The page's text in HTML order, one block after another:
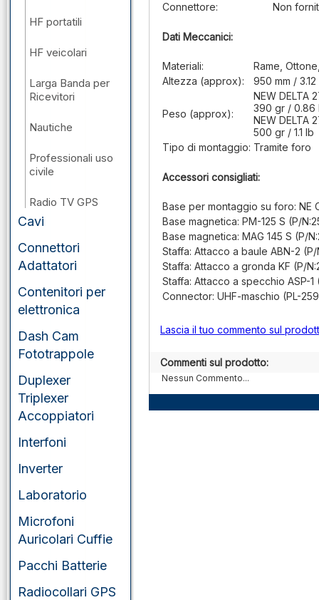
HF portatili
HF veicolari
Larga Banda per
Ricevitori
Nautiche
Professionali uso
civile
Radio TV GPS
base
portatili
veicolari
Cavi
Connettori
Adattatori
Contenitori per
elettronica
Dash Cam
Fototrappole
Duplexer
Triplexer
Accoppiatori
Interfoni
Inverter
Laboratorio
Microfoni
Auricolari Cuffie
Pacchi Batterie
Radiocollari GPS
Connettore:
Non
Dati Meccanici:
Materiali:
Rame,
Altezza (approx):
950 mm /
Peso (approx):
NEW DELTA
390 gr / 0.86
NEW DELTA
500 gr / 1.1 lb
Tipo di montaggio: Tramite foro
Accessori consigliati:
Base per montaggio su foro: NE
Base magnetica: PM-125 S (P/
Base magnetica: MAG 145 S (P/
Staffa: Attacco a baule ABN-2
Staffa: Attacco a gronda KF (P/
Staffa: Attacco a specchio ASP-
Connector: UHF-maschio (PL-
Lascia il tuo commento sul
Commenti sul prodotto:
Nessun Commento...